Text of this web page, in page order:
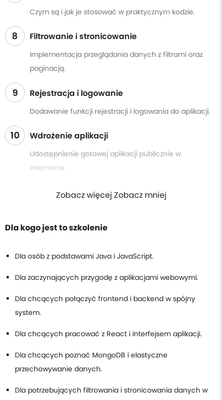
Czym są i jak je stosować w praktycznym kodzie.
8 Filtrowanie i stronicowanie
Implementacja przeglądania danych z filtrami oraz
paginacją.
9 Rejestracja i logowanie
Dodawanie funkcji rejestracji i logowania do aplikacji.
10 Wdrożenie aplikacji
Udostępnienie gotowej aplikacji publicznie w
internecie.
Zobacz więcej Zobacz mniej
Dla kogo jest to szkolenie
Dla osób z podstawami Java i JavaScript.
Dla zaczynających przygodę z aplikacjami webowymi.
Dla chcących połączyć frontend i backend w spójny
system.
Dla chcących pracować z React i interfejsem aplikacji.
Dla chcących poznać MongoDB i elastyczne
przechowywanie danych.
Dla potrzebujących filtrowania i stronicowania danych w